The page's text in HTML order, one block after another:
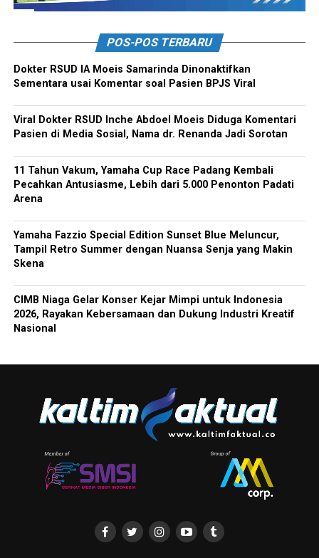
POS-POS TERBARU
Dokter RSUD IA Moeis Samarinda Dinonaktifkan
Sementara usai Komentar soal Pasien BPJS Viral
Viral Dokter RSUD Inche Abdoel Moeis Diduga Komentari
Pasien di Media Sosial, Nama dr. Renanda Jadi Sorotan
11 Tahun Vakum, Yamaha Cup Race Padang Kembali
Pecahkan Antusiasme, Lebih dari 5.000 Penonton Padati
Arena
Yamaha Fazzio Special Edition Sunset Blue Meluncur,
Tampil Retro Summer dengan Nuansa Senja yang Makin
Skena
CIMB Niaga Gelar Konser Kejar Mimpi untuk Indonesia
2026, Rayakan Kebersamaan dan Dukung Industri Kreatif
Nasional